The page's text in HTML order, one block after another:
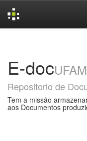
E-docUFAM
Repositorio de
Tem a missão
aos Documentos